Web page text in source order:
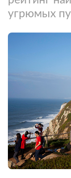
угрюмых